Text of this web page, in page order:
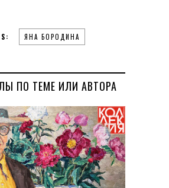
ЯНА БОРОДИНА
ПО ТЕМЕ ИЛИ АВТОРА